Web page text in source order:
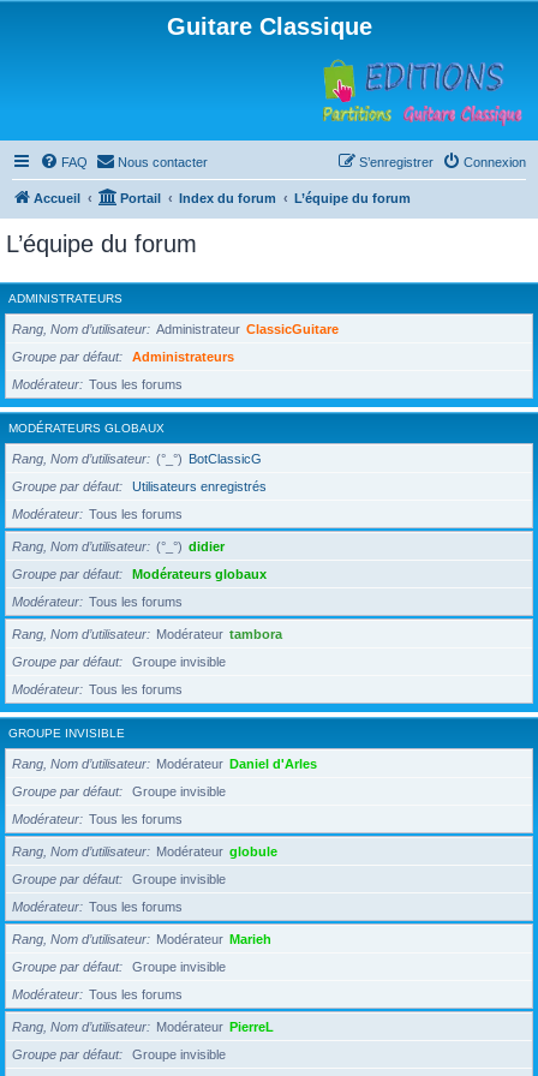
Guitare Classique
FAQ Nous contacter Connexion
S’enregistrer
Accueil Portail Index du forum L’équipe du forum
L’équipe du forum
ADMINISTRATEURS
Rang, Nom d’utilisateur Administrateur ClassicGuitare
Groupe par défaut
Administrateurs
Modérateur
Tous les forums
MODÉRATEURS GLOBAUX
Rang, Nom d’utilisateur (°_°) BotClassicG
Groupe par défaut
Utilisateurs enregistrés
Modérateur
Tous les forums
Rang, Nom d’utilisateur (°_°) didier
Groupe par défaut
Modérateurs globaux
Modérateur
Tous les forums
Rang, Nom d’utilisateur Modérateur tambora
Groupe par défaut
Groupe invisible
Modérateur
Tous les forums
GROUPE INVISIBLE
Rang, Nom d’utilisateur Modérateur Daniel d'Arles
Groupe par défaut
Groupe invisible
Modérateur
Tous les forums
Rang, Nom d’utilisateur Modérateur globule
Groupe par défaut
Groupe invisible
Modérateur
Tous les forums
Rang, Nom d’utilisateur Modérateur Marieh
Groupe par défaut
Groupe invisible
Modérateur
Tous les forums
Rang, Nom d’utilisateur Modérateur PierreL
Groupe par défaut
Groupe invisible